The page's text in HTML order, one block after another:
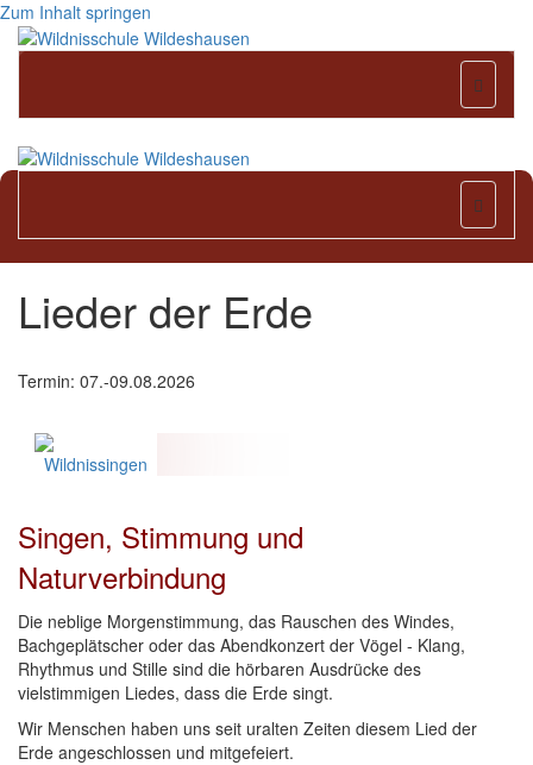
Zum Inhalt springen
Lieder der Erde
Termin: 07.-09.08.2026
Singen, Stimmung und
Naturverbindung
Die neblige Morgenstimmung, das Rauschen des Windes,
Bachgeplätscher oder das Abendkonzert der Vögel - Klang,
Rhythmus und Stille sind die hörbaren Ausdrücke des
vielstimmigen Liedes, dass die Erde singt.
Wir Menschen haben uns seit uralten Zeiten diesem Lied der
Erde angeschlossen und mitgefeiert.